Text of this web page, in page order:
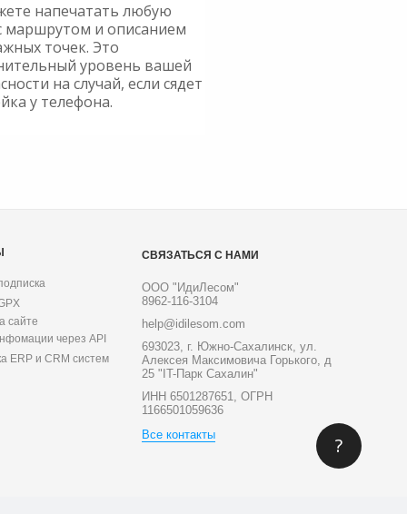
напечатать любую
маршрутом и описанием
точек. Это
уровень вашей
на случай, если сядет
у телефона.
сайте
через API
ERP и CRM систем
СВЯЗАТЬСЯ С НАМИ
ООО "ИдиЛесом"
8962-116-3104
help@idilesom.com
693023, г. Южно-Сахалинск, ул.
Алексея Максимовича Горького, д
25 "IT-Парк Сахалин"
ИНН 6501287651, ОГРН
1166501059636
Все контакты
?